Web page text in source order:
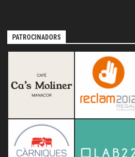
PATROCINADORS